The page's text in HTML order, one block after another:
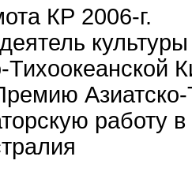
КР 2006-г.
культуры
Тихоокеанской
работу